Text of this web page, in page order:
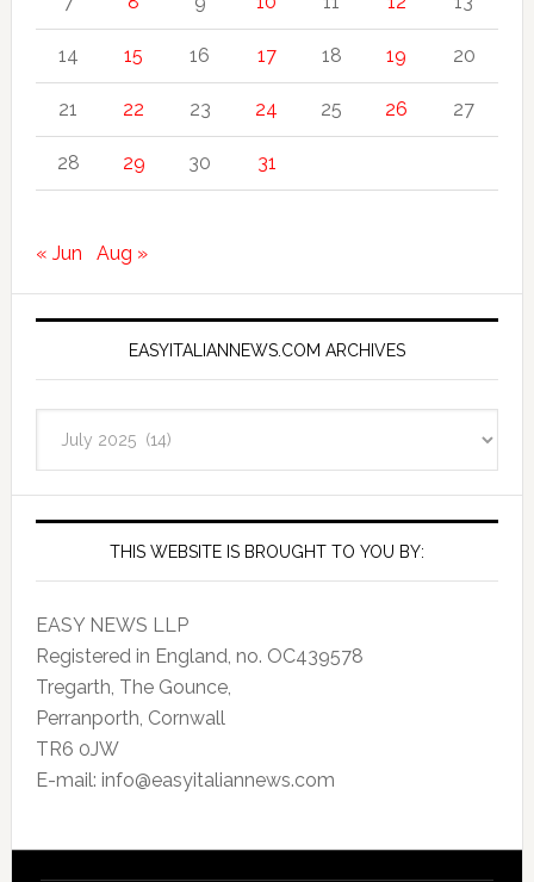
14 15 16 17 18 19 20
21 22 23 24 25 26 27
28 29 30 31
« Jun Aug »
EASYITALIANNEWS.COM ARCHIVES
Archives
THIS WEBSITE IS BROUGHT TO YOU BY:
EASY NEWS LLP
Registered in England, no. OC439578
Tregarth, The Gounce,
Perranporth, Cornwall
TR6 0JW
E-mail: info@easyitaliannews.com